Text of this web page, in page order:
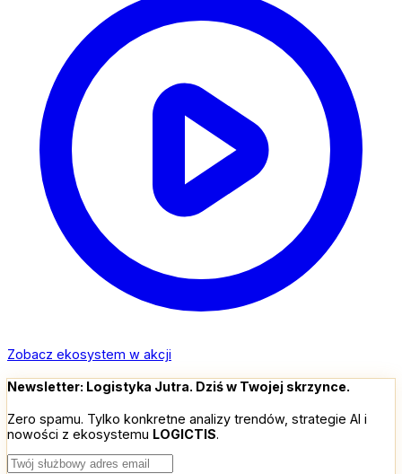
Zobacz ekosystem w akcji
Newsletter: Logistyka Jutra. Dziś w Twojej skrzynce.
Zero spamu. Tylko konkretne analizy trendów, strategie AI i
nowości z ekosystemu LOGICTIS.